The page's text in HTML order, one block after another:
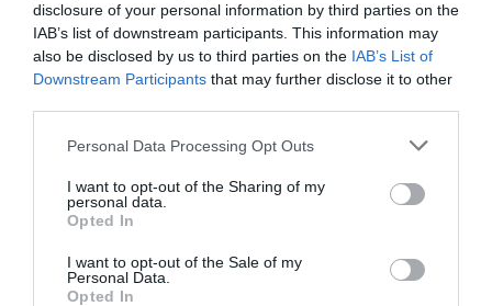
disclosure of your personal information by third parties on the
IAB’s list of downstream participants. This information may
also be disclosed by us to third parties on the IAB’s List of
Downstream Participants that may further disclose it to other
Please note that this website/app uses one or more Google
not limited to your visit or usage behaviour. You may click to
grant or deny consent to Google and its third-party tags to
use your data for below specified purposes in below Google
consent section.
Personal Data Processing Opt Outs
I want to opt-out of the Sharing of my
personal data.
Opted In
I want to opt-out of the Sale of my
Personal Data.
Opted In
Βανς: «Η Συμφωνία για το Ορμούζ θα μπορούσε να
επαναφέρει τη ροή πετρελαίου στα προπολεμικά
επίπεδα»
Νάξος: Καλύτερη η εικόνα της φωτιάς στη Μικρή Βίγλα
διαβάστε ακόμη